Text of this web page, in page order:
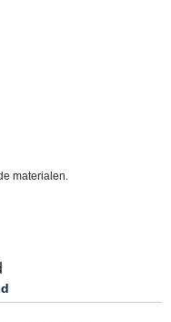
materialen.